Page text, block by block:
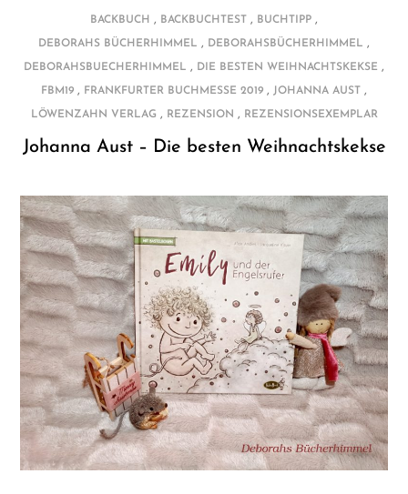
BACKBUCH , BACKBUCHTEST , BUCHTIPP ,
DEBORAHS BÜCHERHIMMEL , DEBORAHSBÜCHERHIMMEL ,
DEBORAHSBUECHERHIMMEL , DIE BESTEN WEIHNACHTSKEKSE ,
FBM19 , FRANKFURTER BUCHMESSE 2019 , JOHANNA AUST ,
LÖWENZAHN VERLAG , REZENSION , REZENSIONSEXEMPLAR
Johanna Aust – Die besten Weihnachtskekse